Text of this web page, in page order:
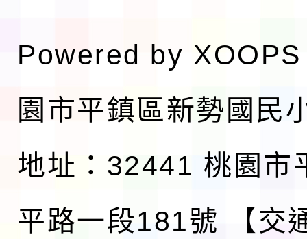
Powered by XOOPS
園市平鎮區新勢國民
地址：32441 桃園市
平路一段181號
【交